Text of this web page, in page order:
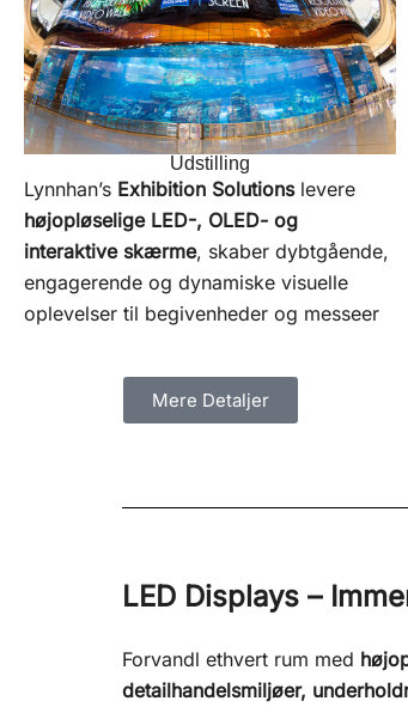
Udstilling
Lynnhan’s Exhibition Solutionslevere
højopløselige LED-, OLED- og
interaktive skærme, skaber dybtgående,
engagerende og dynamiske visuelle
oplevelser til begivenheder og messeer
Mere Detaljer
LED Displays –
Forvandl ethvert rum med
detailhandelsmiljøer,